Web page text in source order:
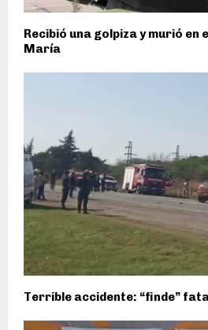
Recibió una golpiza y murió en
María
Terrible accidente: “finde”